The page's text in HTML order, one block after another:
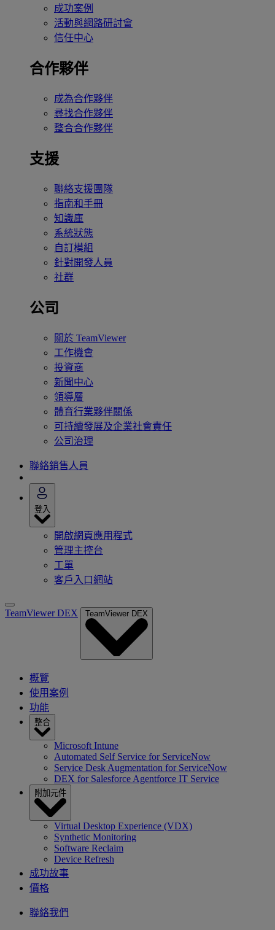
成功案例
活動與網路研討會
信任中心
合作夥伴
成為合作夥伴
尋找合作夥伴
整合合作夥伴
支援
聯絡支援團隊
指南和手冊
知識庫
系統狀態
自訂模組
針對開發人員
社群
公司
關於 TeamViewer
工作機會
投資商
新聞中心
領導層
體育行業夥伴關係
可持續發展及企業社會責任
公司治理
聯絡銷售人員
登入
開啟網頁應用程式
管理主控台
工單
客戶入口網站
TeamViewer DEX TeamViewer DEX
概覽
使用案例
功能
整合
Microsoft Intune
Automated Self Service for ServiceNow
Service Desk Augmentation for ServiceNow
DEX for Salesforce Agentforce IT Service
附加元件
Virtual Desktop Experience (VDX)
Synthetic Monitoring
Software Reclaim
Device Refresh
成功故事
價格
聯絡我們